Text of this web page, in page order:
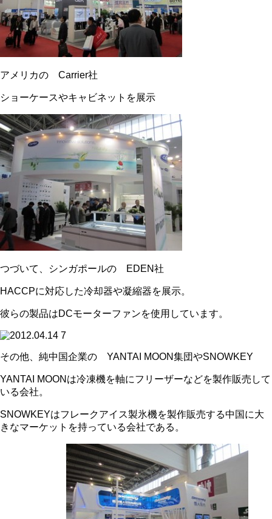
アメリカの Carrier社
ショーケースやキャビネットを展示
つづいて、シンガポールの EDEN社
HACCPに対応した冷却器や凝縮器を展示。
彼らの製品はDCモーターファンを使用しています。
その他、純中国企業の YANTAI MOON集団やSNOWKEY
YANTAI MOONは冷凍機を軸にフリーザーなどを製作販売して
いる会社。
SNOWKEYはフレークアイス製氷機を製作販売する中国に大
きなマーケットを持っている会社である。